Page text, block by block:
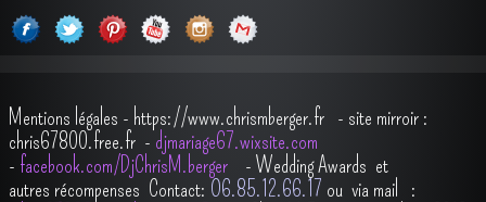
Mentions légales - https://www.chrismberger.fr - site mirroir :
chris67800.free.fr - djmariage67.wixsite.com
- facebook.com/DjChrisM.berger - Wedding Awards et
autres récompenses Contact: O6.85.12.66.17 ou via mail :